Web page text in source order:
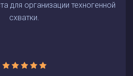
для организации техногенной
схватки.